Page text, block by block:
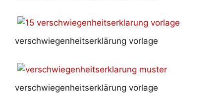
verschwiegenheitserklärung vorlage
verschwiegenheitserklärung vorlage